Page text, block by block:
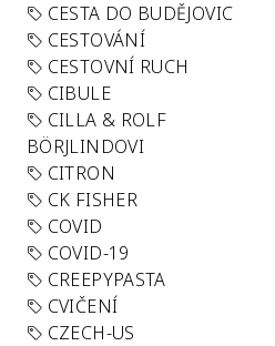
CESTA DO BUDĚJOVIC
CESTOVÁNÍ
CESTOVNÍ RUCH
CIBULE
CILLA & ROLF
BÖRJLINDOVI
CITRON
CK FISHER
COVID
COVID-19
CREEPYPASTA
CVIČENÍ
CZECH-US